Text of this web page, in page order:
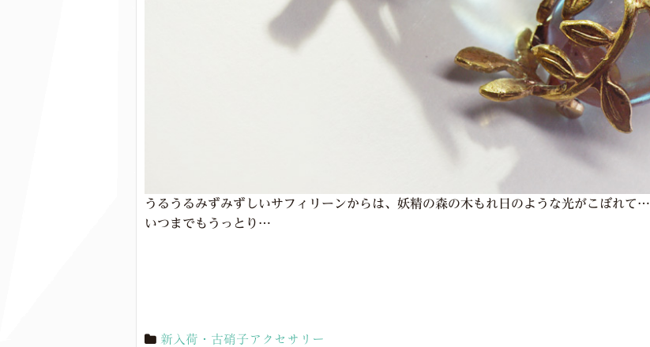
うるうるみずみずしいサフィリーンからは、妖精の森の木もれ日のような光がこぼれて…
いつまでもうっとり…
新入荷・古硝子アクセサリー